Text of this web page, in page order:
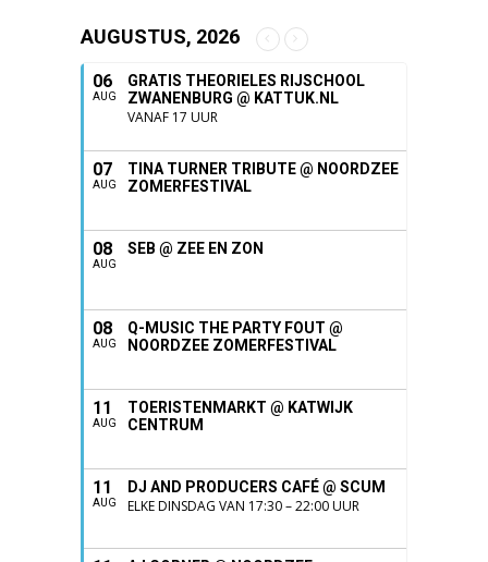
AUGUSTUS, 2026
06
AUG
GRATIS THEORIELES RIJSCHOOL
ZWANENBURG @ KATTUK.NL
VANAF 17 UUR
07
AUG
TINA TURNER TRIBUTE @ NOORDZEE
ZOMERFESTIVAL
08
AUG
SEB @ ZEE EN ZON
08
AUG
Q-MUSIC THE PARTY FOUT @
NOORDZEE ZOMERFESTIVAL
11
AUG
TOERISTENMARKT @ KATWIJK
CENTRUM
11
AUG
DJ AND PRODUCERS CAFÉ @ SCUM
ELKE DINSDAG VAN 17:30 – 22:00 UUR